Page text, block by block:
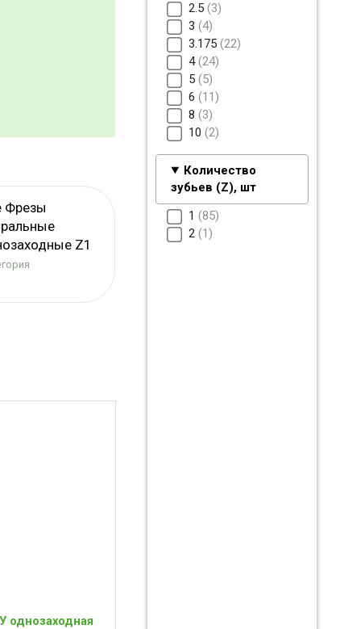
2.5 3
3 4
3.175 22
4 24
5 5
6 11
8 3
10 2
Количество
зубьев (Z), шт
1 85
2 1
Фрезы
Z1
однозаходная